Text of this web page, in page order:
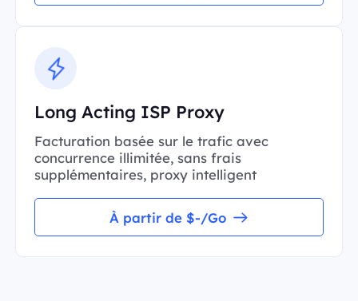
Long Acting ISP Proxy
Facturation basée sur le trafic avec
concurrence illimitée, sans frais
supplémentaires, proxy intelligent
À partir de $-/Go